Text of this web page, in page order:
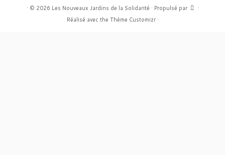
· © 2026 Les Nouveaux Jardins de la Solidarité · Propulsé par
·
Réalisé avec the Thème Customizr·